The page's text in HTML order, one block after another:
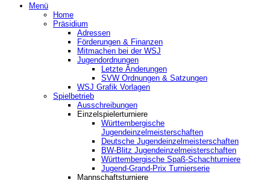
Menü
Home
Präsidium
Adressen
Förderungen & Finanzen
Mitmachen bei der WSJ
Jugendordnungen
Letzte Änderungen
SVW Ordnungen & Satzungen
WSJ Grafik Vorlagen
Spielbetrieb
Ausschreibungen
Einzelspielerturniere
Württembergische
Jugendeinzelmeisterschaften
Deutsche Jugendeinzelmeisterschaften
BW-Blitz Jugendeinzelmeisterschaften
Württembergische Spaß-Schachturniere
Jugend-Grand-Prix Turnierserie
Mannschaftsturniere